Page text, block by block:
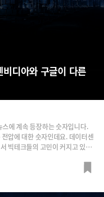
디아와 구글이 다른
에 계속 등장하는 숫자입니다.
압에 대한 숫자인데요. 데이터센
빅테크들의 고민이 커지고 있습
지 나오고 있습니다. 그리고 이